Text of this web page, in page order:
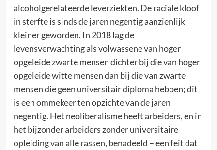
alcoholgerelateerde leverziekten. De raciale kloof
in sterfte is sinds de jaren negentig aanzienlijk
kleiner geworden. In 2018 lag de
levensverwachting als volwassene van hoger
opgeleide zwarte mensen dichter bij die van hoger
opgeleide witte mensen dan bij die van zwarte
mensen die geen universitair diploma hebben; dit
is een ommekeer ten opzichte van de jaren
negentig. Het neoliberalisme heeft arbeiders, en in
het bijzonder arbeiders zonder universitaire
opleiding van alle rassen, benadeeld – een feit dat